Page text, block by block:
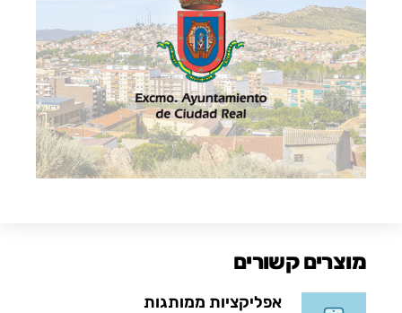
מוצרים קשורים
אפליקציות ממותגות